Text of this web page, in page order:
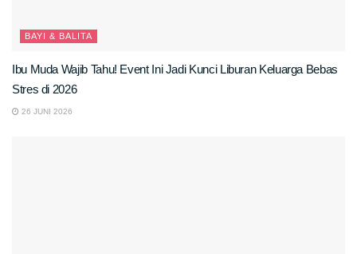
BAYI & BALITA
Ibu Muda Wajib Tahu! Event Ini Jadi Kunci Liburan Keluarga Bebas
Stres di 2026
26 JUNI 2026